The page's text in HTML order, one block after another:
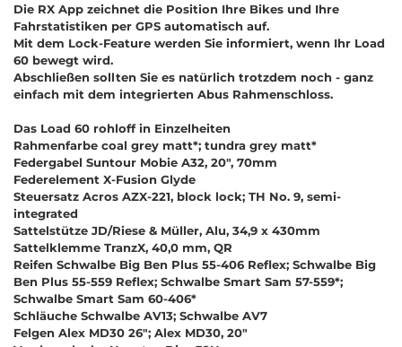
Die RX App zeichnet die Position Ihre Bikes und Ihre
Fahrstatistiken per GPS automatisch auf.
Mit dem Lock-Feature werden Sie informiert, wenn Ihr Load
60 bewegt wird.
Abschließen sollten Sie es natürlich trotzdem noch - ganz
einfach mit dem integrierten Abus Rahmenschloss.
Das Load 60 rohloff in Einzelheiten
Rahmenfarbe coal grey matt*; tundra grey matt*
Federgabel Suntour Mobie A32, 20", 70mm
Federelement X-Fusion Glyde
Steuersatz Acros AZX-221, block lock; TH No. 9, semi-
integrated
Sattelstütze JD/Riese & Müller, Alu, 34,9 x 430mm
Sattelklemme TranzX, 40,0 mm, QR
Reifen Schwalbe Big Ben Plus 55-406 Reflex; Schwalbe Big
Ben Plus 55-559 Reflex; Schwalbe Smart Sam 57-559*;
Schwalbe Smart Sam 60-406*
Schläuche Schwalbe AV13; Schwalbe AV7
Felgen Alex MD30 26"; Alex MD30, 20"